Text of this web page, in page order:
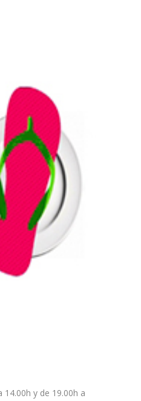
14.00h y de 19.00h a